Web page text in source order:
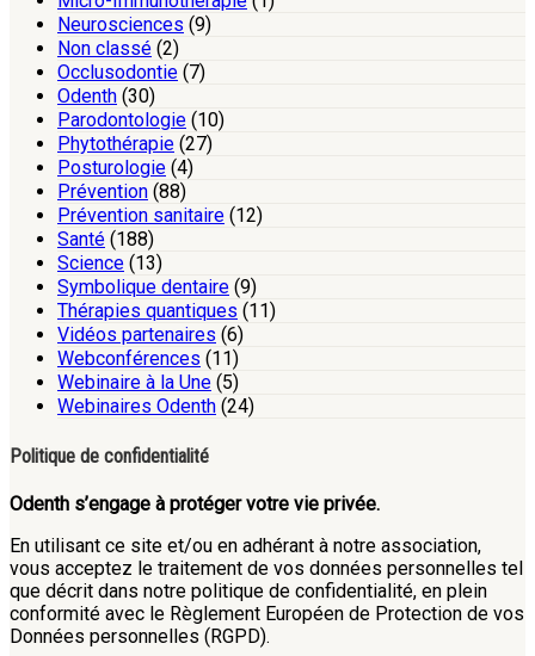
Neurosciences (9)
Non classé (2)
Occlusodontie (7)
Odenth (30)
Parodontologie (10)
Phytothérapie (27)
Posturologie (4)
Prévention (88)
Prévention sanitaire (12)
Santé (188)
Science (13)
Symbolique dentaire (9)
Thérapies quantiques (11)
Vidéos partenaires (6)
Webconférences (11)
Webinaire à la Une (5)
Webinaires Odenth (24)
Politique de confidentialité
Odenth s’engage à protéger votre vie privée.
En utilisant ce site et/ou en adhérant à notre association,
vous acceptez le traitement de vos données personnelles tel
que décrit dans notre politique de confidentialité, en plein
conformité avec le Règlement Européen de Protection de vos
Données personnelles (RGPD).